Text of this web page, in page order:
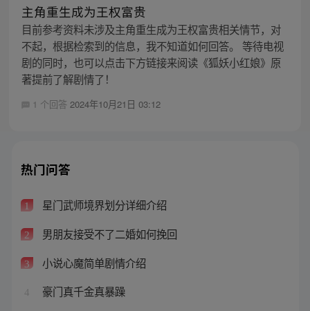
主角重生成为王权富贵
目前参考资料未涉及主角重生成为王权富贵相关情节，对
不起，根据检索到的信息，我不知道如何回答。 等待电视
剧的同时，也可以点击下方链接来阅读《狐妖小红娘》原
著提前了解剧情了！
1 个回答 2024年10月21日 03:12
热门问答
1 星门武师境界划分详细介绍
2 男朋友接受不了二婚如何挽回
3 小说心魔简单剧情介绍
4 豪门真千金真暴躁